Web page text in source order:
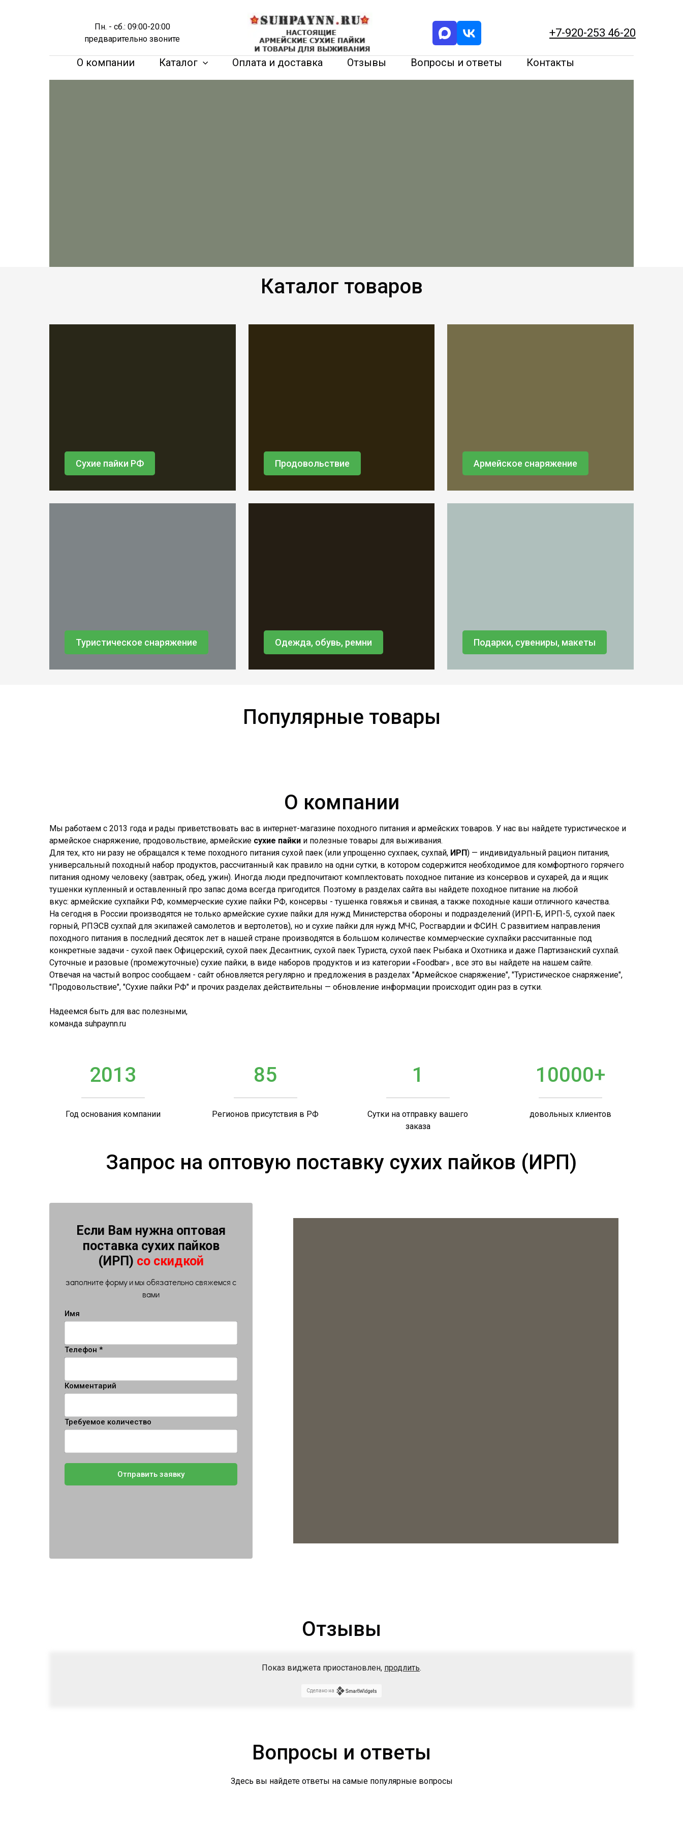
Пн. - сб.: 09:00-20:00
предварительно звоните
+7-920-253 46-20
О компании Каталог Оплата и доставка Отзывы Вопросы и ответы Контакты
Каталог товаров
Сухие пайки РФ Продовольствие Армейское снаряжение
Туристическое снаряжение Одежда, обувь, ремни Подарки, сувениры, макеты
Популярные товары
О компании
Мы работаем с 2013 года и рады приветствовать вас в интернет-магазине походного питания и армейских товаров. У нас вы найдете туристическое и
армейское снаряжение, продовольствие, армейские сухие пайки и полезные товары для выживания.
Для тех, кто ни разу не обращался к теме походного питания сухой паек (или упрощенно сухпаек, сухпай, ИРП) — индивидуальный рацион питания,
универсальный походный набор продуктов, рассчитанный как правило на одни сутки, в котором содержится необходимое для комфортного горячего
питания одному человеку (завтрак, обед, ужин). Иногда люди предпочитают комплектовать походное питание из консервов и сухарей, да и ящик
тушенки купленный и оставленный про запас дома всегда пригодится. Поэтому в разделах сайта вы найдете походное питание на любой
вкус: армейские сухпайки РФ, коммерческие сухие пайки РФ, консервы - тушенка говяжья и свиная, а также походные каши отличного качества.
На сегодня в России производятся не только армейские сухие пайки для нужд Министерства обороны и подразделений (ИРП-Б, ИРП-5, сухой паек
горный, РПЭСВ сухпай для экипажей самолетов и вертолетов), но и сухие пайки для нужд МЧС, Росгвардии и ФСИН. С развитием направления
походного питания в последний десяток лет в нашей стране производятся в большом количестве коммерческие сухпайки рассчитанные под
конкретные задачи - сухой паек Офицерский, сухой паек Десантник, сухой паек Туриста, сухой паек Рыбака и Охотника и даже Партизанский сухпай.
Суточные и разовые (промежуточные) сухие пайки, в виде наборов продуктов и из категории «Foodbar» , все это вы найдете на нашем сайте.
Отвечая на частый вопрос сообщаем - сайт обновляется регулярно и предложения в разделах "Армейское снаряжение", "Туристическое снаряжение",
"Продовольствие", "Сухие пайки РФ" и прочих разделах действительны — обновление информации происходит один раз в сутки.
Надеемся быть для вас полезными,
команда suhpaynn.ru
2013
Год основания компании
85
Регионов присутствия в РФ
1
Сутки на отправку вашего
заказа
10000+
довольных клиентов
Запрос на оптовую поставку сухих пайков (ИРП)
Если Вам нужна оптовая
поставка сухих пайков
(ИРП) со скидкой
заполните форму и мы обязательно свяжемся с
вами
Имя
Телефон *
Комментарий
Требуемое количество
Отправить заявку
Отзывы
Показ виджета приостановлен, продлить.
Сделано на
Вопросы и ответы
Здесь вы найдете ответы на самые популярные вопросы